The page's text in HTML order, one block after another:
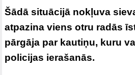
Šādā situācijā nokļuva
atpazina viens otru radās
pārgāja par kautiņu, kuru
policijas ierašanās.